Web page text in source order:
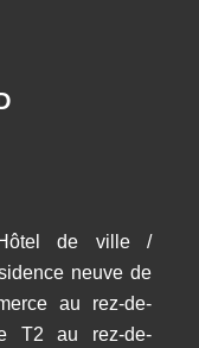
de ville /
neuve de
au rez-de-
T2 au rez-de-